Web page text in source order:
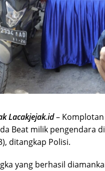
Lacakjejak.id– Komplotan
Beat milik pengendara
ditangkap Polisi.
yang berhasil